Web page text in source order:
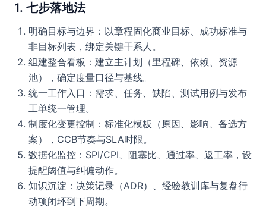
1. 七步落地法
明确目标与边界：以章程固化商业目标、成功标准与
非目标列表，绑定关键干系人。
组建整合看板：建立主计划（里程碑、依赖、资源
池），确定度量口径与基线。
统一工作入口：需求、任务、缺陷、测试用例与发布
工单统一管理。
制度化变更控制：标准化模板（原因、影响、备选方
案），CCB节奏与SLA时限。
数据化监控：SPI/CPI、阻塞比、通过率、返工率，设
提醒阈值与纠偏动作。
知识沉淀：决策记录（ADR）、经验教训库与复盘行
动项闭环到下周期。